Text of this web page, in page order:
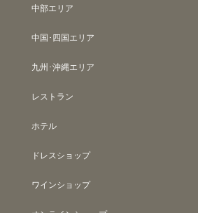
中部エリア
中国･四国エリア
九州･沖縄エリア
レストラン
ホテル
ドレスショップ
ワインショップ